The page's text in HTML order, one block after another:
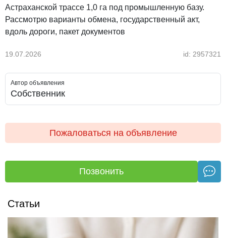
Астраханской трассе 1,0 га под промышленную базу.
Рассмотрю варианты обмена, государственный акт,
вдоль дороги, пакет документов
19.07.2026 id: 2957321
Автор объявления
Собственник
Пожаловаться на объявление
Позвонить
Статьи